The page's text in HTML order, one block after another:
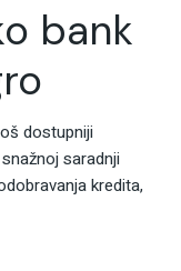
bank
dostupniji
saradnji
kredita,